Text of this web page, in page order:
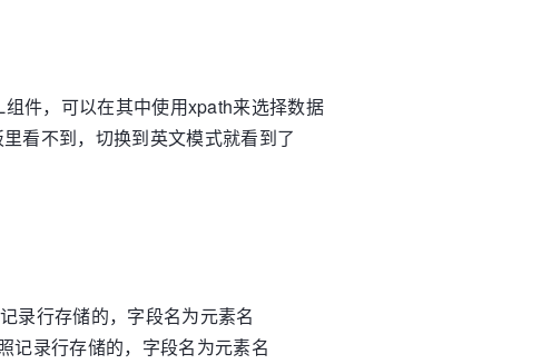
件，可以在其中使用xpath来选择数据
看不到，切换到英文模式就看到了
录行存储的，字段名为元素名
记录行存储的，字段名为元素名